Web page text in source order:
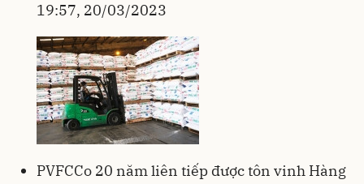
19:57, 20/03/2023
PVFCCo 20 năm liên tiếp được tôn vinh Hàng